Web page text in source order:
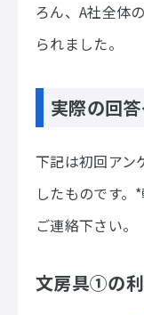
ろん、A社全体
られました。
実際の回
下記は初回アン
したものです
ご連絡下さい。
文房具①の